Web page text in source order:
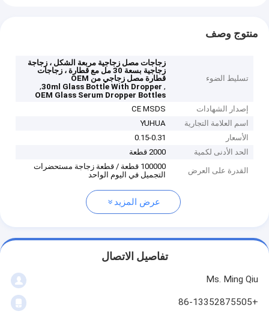
منتوج وصف
تسليط الضوء
زجاجات مصل زجاجية مربعة الشكل ، زجاجة
زجاجية بسعة 30 مل مع قطارة ، زجاجات
قطارة مصل زجاجي من OEM
,
30ml Glass Bottle With Dropper
,
OEM Glass Serum Dropper Bottles
إصدار الشهادات
CE MSDS
اسم العلامة التجارية
YUHUA
الأسعار
0.15-0.31
الحد الأدنى لكمية
2000 قطعة
القدرة على العرض
100000 قطعة / قطعة زجاجة مستحضرات
التجميل في اليوم الواحد
عرض المزيد
تفاصيل الاتصال
Ms. Ming Qiu
+86-13352875505